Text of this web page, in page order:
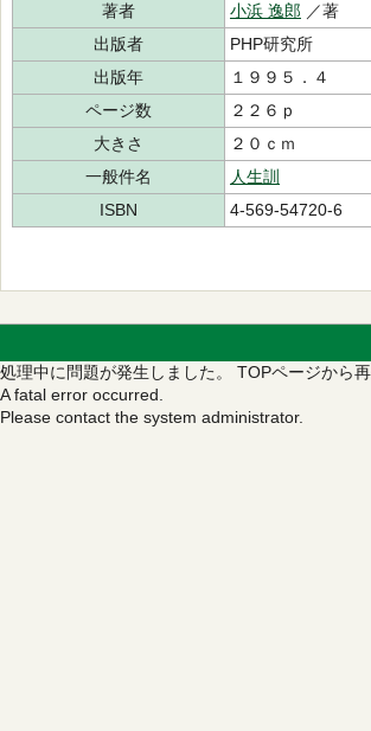
著者
小浜 逸郎 ／著
出版者
PHP研究所
出版年
１９９５．４
ページ数
２２６ｐ
大きさ
２０ｃｍ
一般件名
人生訓
ISBN
4-569-54720-6
処理中に問題が発生しました。 TOPページから
A fatal error occurred.
Please contact the system administrator.